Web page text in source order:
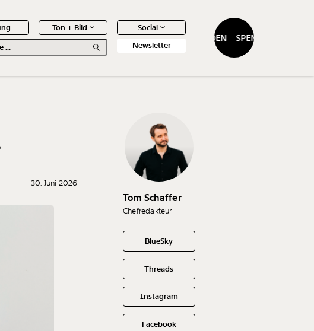
Ton + Bild
Social
Newsletter
SPENDEN SPENDEN
Artikel
30. Juni 2026
Tom Schaffer
Chefredakteur
BlueSky
Threads
Instagram
Facebook